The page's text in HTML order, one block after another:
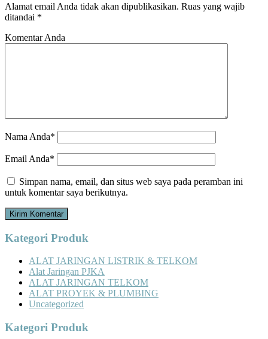
Alamat email Anda tidak akan dipublikasikan. Ruas yang wajib
ditandai *
Komentar Anda
Nama Anda*
Email Anda*
Simpan nama, email, dan situs web saya pada peramban ini
untuk komentar saya berikutnya.
Kategori Produk
ALAT JARINGAN LISTRIK & TELKOM
Alat Jaringan PJKA
ALAT JARINGAN TELKOM
ALAT PROYEK & PLUMBING
Uncategorized
Kategori Produk